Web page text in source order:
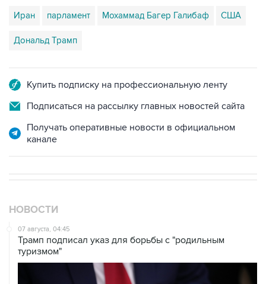
Иран парламент Мохаммад Багер Галибаф США
Дональд Трамп
Купить подписку на профессиональную ленту
Подписаться на рассылку главных новостей сайта
Получать оперативные новости в официальном
канале
НОВОСТИ
07 августа, 04:45
Трамп подписал указ для борьбы с "родильным
туризмом"